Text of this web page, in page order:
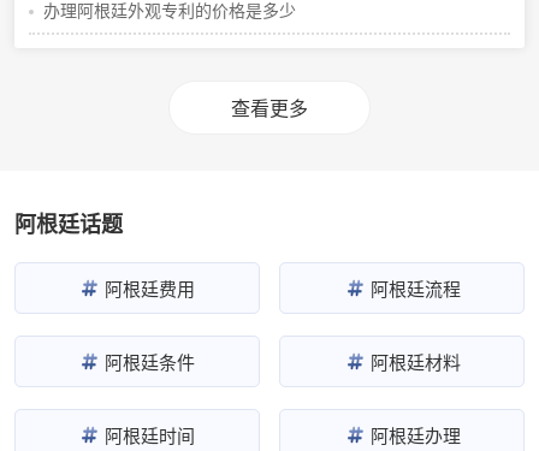
办理阿根廷外观专利的价格是多少
查看更多
阿根廷话题
阿根廷费用 阿根廷流程
阿根廷条件 阿根廷材料
阿根廷时间 阿根廷办理